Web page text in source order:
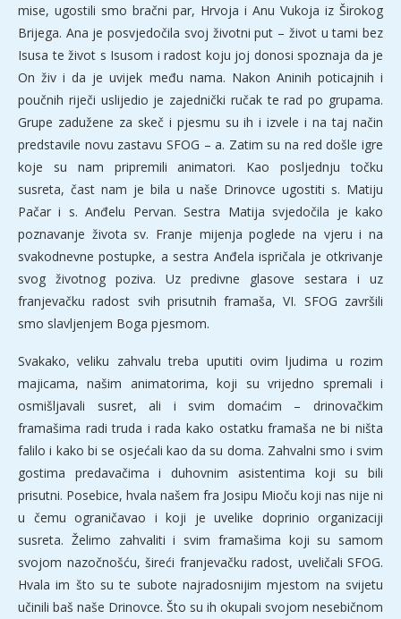
mise, ugostili smo bračni par, Hrvoja i Anu Vukoja iz Širokog
Brijega. Ana je posvjedočila svoj životni put – život u tami bez
Isusa te život s Isusom i radost koju joj donosi spoznaja da je
On živ i da je uvijek među nama. Nakon Aninih poticajnih i
poučnih riječi uslijedio je zajednički ručak te rad po grupama.
Grupe zadužene za skeč i pjesmu su ih i izvele i na taj način
predstavile novu zastavu SFOG – a. Zatim su na red došle igre
koje su nam pripremili animatori. Kao posljednju točku
susreta, čast nam je bila u naše Drinovce ugostiti s. Matiju
Pačar i s. Anđelu Pervan. Sestra Matija svjedočila je kako
poznavanje života sv. Franje mijenja poglede na vjeru i na
svakodnevne postupke, a sestra Anđela ispričala je otkrivanje
svog životnog poziva. Uz predivne glasove sestara i uz
franjevačku radost svih prisutnih framaša, VI. SFOG završili
smo slavljenjem Boga pjesmom.
Svakako, veliku zahvalu treba uputiti ovim ljudima u rozim
majicama, našim animatorima, koji su vrijedno spremali i
osmišljavali susret, ali i svim domaćim – drinovačkim
framašima radi truda i rada kako ostatku framaša ne bi ništa
falilo i kako bi se osjećali kao da su doma. Zahvalni smo i svim
gostima predavačima i duhovnim asistentima koji su bili
prisutni. Posebice, hvala našem fra Josipu Mioču koji nas nije ni
u čemu ograničavao i koji je uvelike doprinio organizaciji
susreta. Želimo zahvaliti i svim framašima koji su samom
svojom nazočnošću, šireći franjevačku radost, uveličali SFOG.
Hvala im što su te subote najradosnijim mjestom na svijetu
učinili baš naše Drinovce. Što su ih okupali svojom nesebičnom